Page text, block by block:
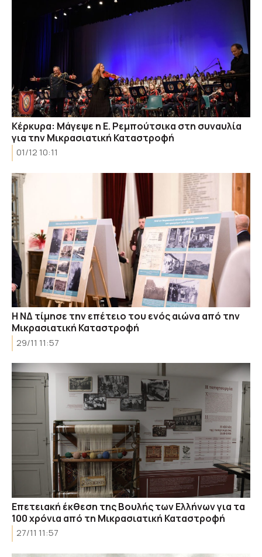
Κέρκυρα: Μάγεψε η E. Ρεμπούτσικα στη συναυλία
για την Μικρασιατική Καταστροφή
01/12 10:11
Η ΝΔ τίμησε την επέτειο του ενός αιώνα από την
Μικρασιατική Καταστροφή
29/11 11:57
Επετειακή έκθεση της Βουλής των Ελλήνων για τα
100 χρόνια από τη Μικρασιατική Καταστροφή
27/11 11:57